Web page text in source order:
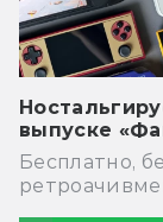
выпуске
Бесплатно,